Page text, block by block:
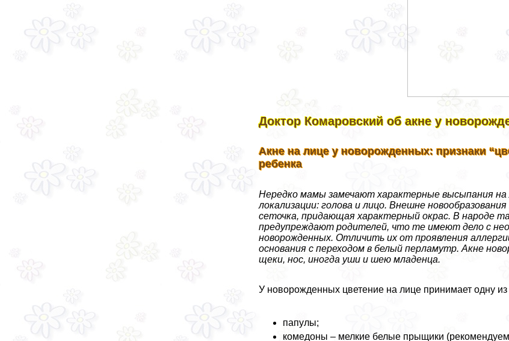
Доктор Комаровский об акне у
Акне на лице у новорожденных: признаки
ребенка
Нередко мамы замечают характерные высыпания
локализации: голова и лицо. Внешне
сеточка, придающая характерный окрас. В народе
предупреждают родителей, что те имеют дело с
новорожденных. Отличить их от проявления
основания с переходом в белый перламутр. Акне
щеки, нос, иногда уши и шею младенца.
У новорожденных цветение на лице принимает одну
папулы;
комедоны – мелкие белые прыщики